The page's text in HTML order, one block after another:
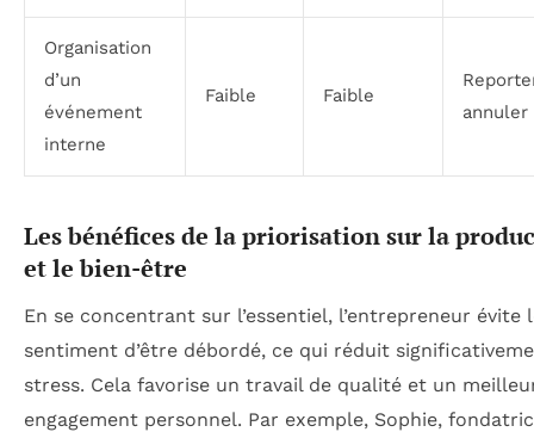
Organisation
d’un
événement
interne
Faible Faible
annuler
Les bénéfices de la priorisation sur la
et le bien-être
En se concentrant sur l’essentiel, l’entrepreneur évite
sentiment d’être débordé, ce qui réduit
stress. Cela favorise un travail de qualité et un
engagement personnel. Par exemple, Sophie,